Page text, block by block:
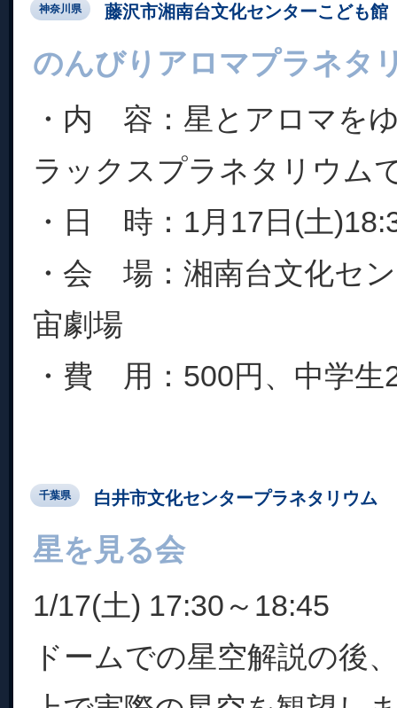
神奈川県 藤沢市湘南台文化センターこども館
のんびりアロマプラネタ
・内 容：星とアロマを
ラックスプラネタリウム
・日 時：1月17日(土
・会 場：湘南台文化セ
宙劇場
・費 用：500円、中学生
千葉県 白井市文化センタープラネタリウム
星を見る会
1/17(土) 17:30～18:45
ドームでの星空解説の後